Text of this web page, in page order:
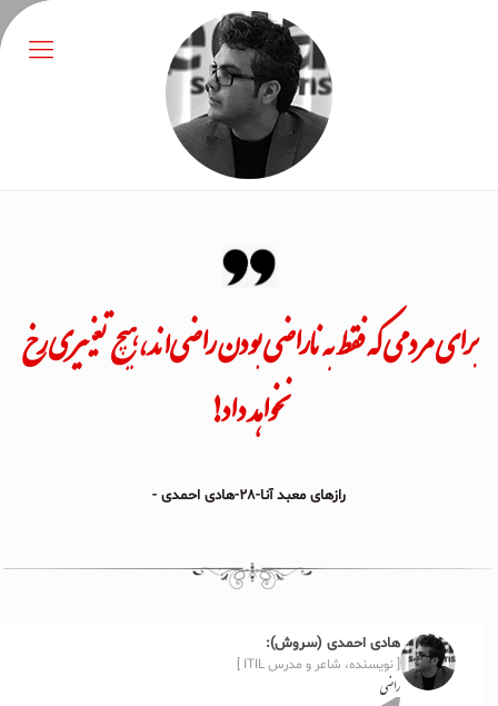
برای مردمی که فقط به ناراضی بودن راضی‌اند، هیچ تغییری رخ
نخواهد داد!
رازهای معبد آنا-۲۸-هادی احمدی -
هادی احمدی (سروش):
[ نویسنده، شاعر و مدرس ITIL ]
راضی